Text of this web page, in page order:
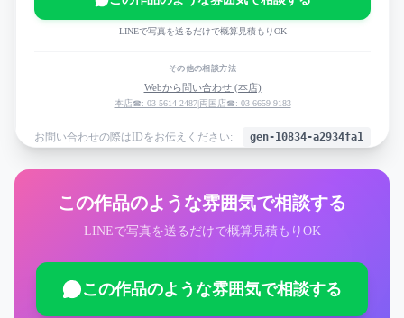
LINEで写真を送るだけで概算見積もりOK
その他の相談方法
Webから問い合わせ (本店)
本店☎: 03-5614-2487|両国店☎: 03-6659-9183
お問い合わせの際はIDをお伝えください: gen-10834-a2934fa1
この作品のような雰囲気で相談する
LINEで写真を送るだけで概算見積もりOK
この作品のような雰囲気で相談する